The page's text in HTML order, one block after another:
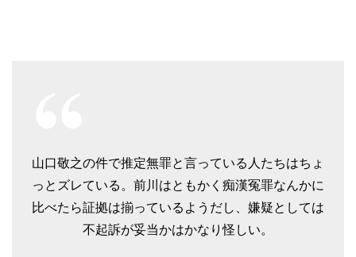
山口敬之の件で推定無罪と言っている人たちはちょ
っとズレている。前川はともかく痴漢冤罪なんかに
比べたら証拠は揃っているようだし、嫌疑としては
不起訴が妥当かはかなり怪しい。